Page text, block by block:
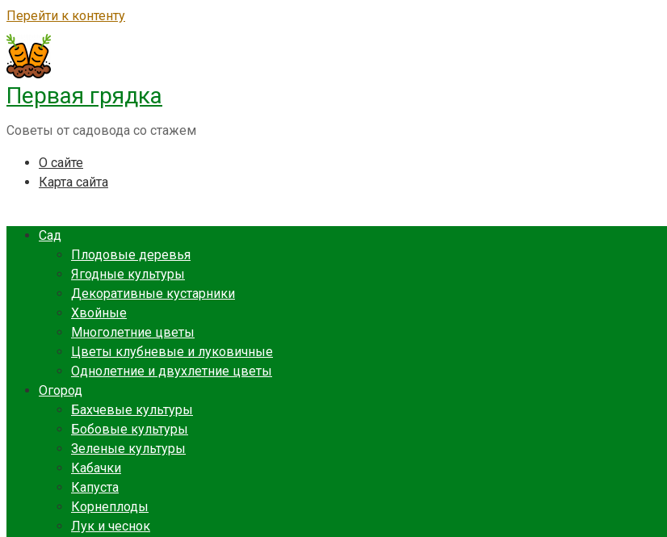
Перейти к контенту
Первая грядка
Советы от садовода со стажем
О сайте
Карта сайта
Сад
Плодовые деревья
Ягодные культуры
Декоративные кустарники
Хвойные
Многолетние цветы
Цветы клубневые и луковичные
Однолетние и двухлетние цветы
Огород
Бахчевые культуры
Бобовые культуры
Зеленые культуры
Кабачки
Капуста
Корнеплоды
Лук и чеснок